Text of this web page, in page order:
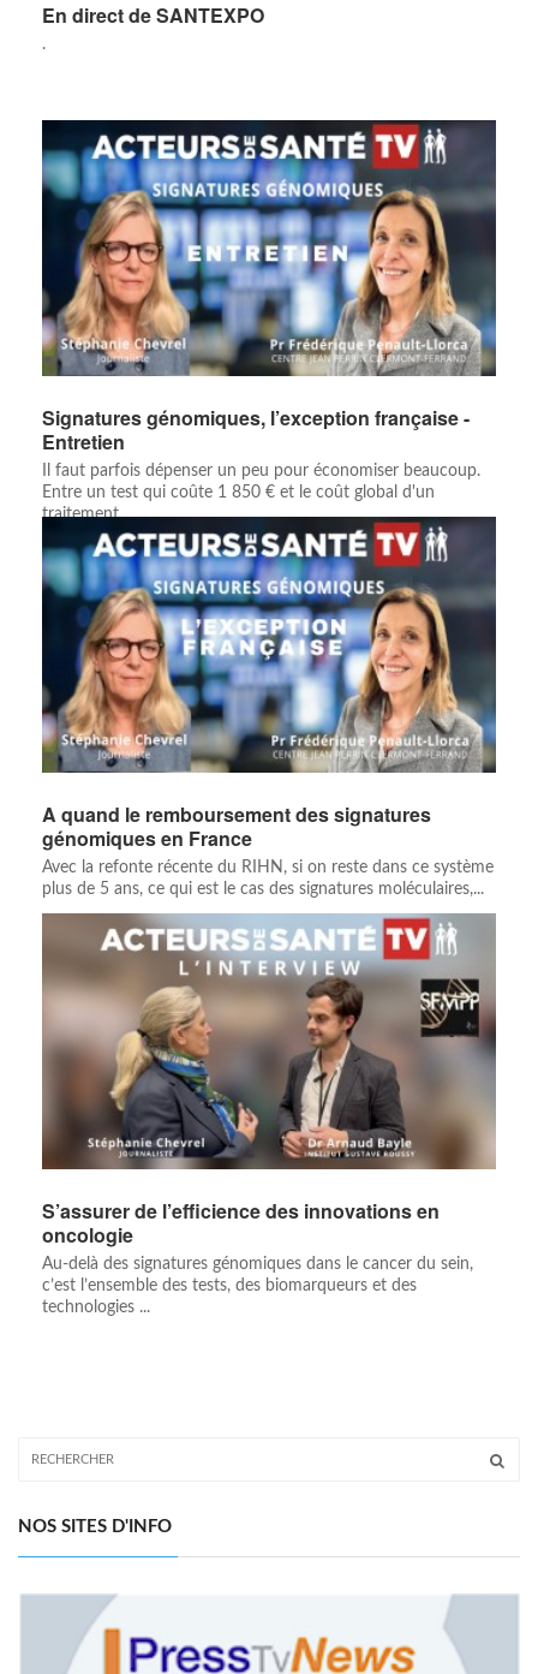
En direct de SANTEXPO
.
Signatures génomiques, l’exception française -
Entretien
Il faut parfois dépenser un peu pour économiser beaucoup.
Entre un test qui coûte 1 850 € et le coût global d'un
traitement ...
A quand le remboursement des signatures
génomiques en France
Avec la refonte récente du RIHN, si on reste dans ce système
plus de 5 ans, ce qui est le cas des signatures moléculaires,...
S’assurer de l’efficience des innovations en
oncologie
Au-delà des signatures génomiques dans le cancer du sein,
c’est l’ensemble des tests, des biomarqueurs et des
technologies ...
NOS SITES D'INFO